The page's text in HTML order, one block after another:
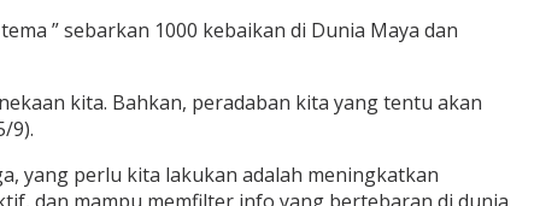
” sebarkan 1000 kebaikan di Dunia Maya dan
kita. Bahkan, peradaban kita yang tentu akan
9).
yang perlu kita lakukan adalah meningkatkan